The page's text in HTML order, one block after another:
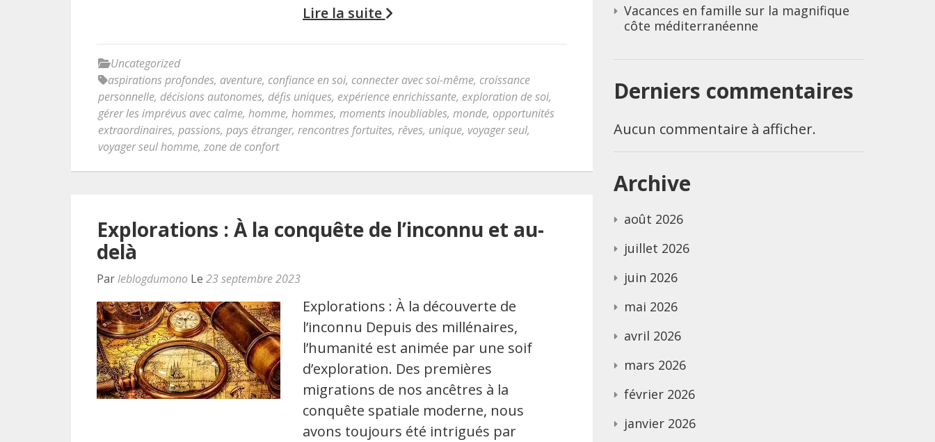
Lire la suite
Uncategorized
aspirations profondes, aventure, confiance en soi, connecter avec soi-même, croissance
personnelle, décisions autonomes, défis uniques, expérience enrichissante, exploration de soi,
gérer les imprévus avec calme, homme, hommes, moments inoubliables, monde, opportunités
extraordinaires, passions, pays étranger, rencontres fortuites, rêves, unique, voyager seul,
voyager seul homme, zone de confort
Explorations : À la conquête de l’inconnu et au-
delà
Parleblogdumono Le 23 septembre 2023
Explorations : À la découverte de
l’inconnu Depuis des millénaires,
l’humanité est animée par une soif
d’exploration. Des premières
migrations de nos ancêtres à la
conquête spatiale moderne, nous
avons toujours été intrigués par
Vacances en famille sur la magnifique
côte méditerranéenne
Derniers commentaires
Aucun commentaire à afficher.
Archive
août 2026
juillet 2026
juin 2026
mai 2026
avril 2026
mars 2026
février 2026
janvier 2026